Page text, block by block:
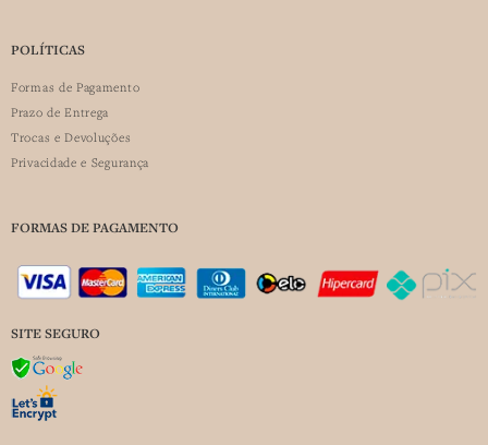
POLÍTICAS
Formas de Pagamento
Prazo de Entrega
Trocas e Devoluções
Privacidade e Segurança
FORMAS DE PAGAMENTO
SITE SEGURO